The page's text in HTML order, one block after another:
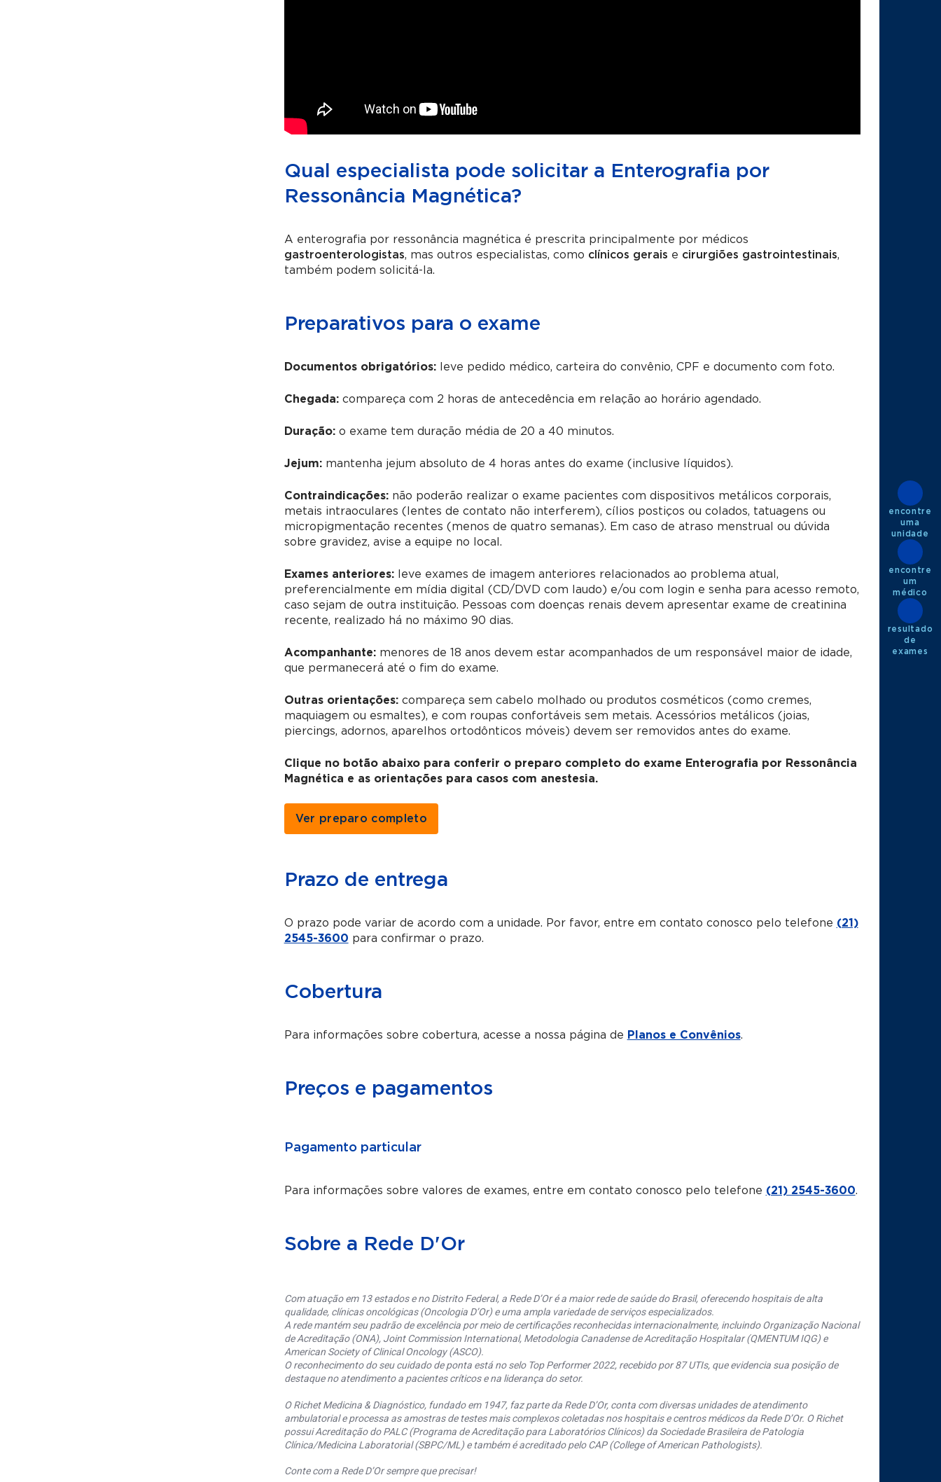
Qual especialista pode solicitar a Enterografia por
Ressonância Magnética?
A enterografia por ressonância magnética é prescrita principalmente por médicos
gastroenterologistas, mas outros especialistas, como clínicos gerais e cirurgiões gastrointestinais,
também podem solicitá-la.
Preparativos para o exame
Documentos obrigatórios:leve pedido médico, carteira do convênio, CPF e documento com foto.
Chegada:compareça com 2 horas de antecedência em relação ao horário agendado.
Duração:o exame tem duração média de 20 a 40 minutos.
Jejum:mantenha jejum absoluto de 4 horas antes do exame (inclusive líquidos).
Contraindicações:não poderão realizar o exame pacientes com dispositivos metálicos corporais,
metais intraoculares (lentes de contato não interferem), cílios postiços ou colados, tatuagens ou
micropigmentação recentes (menos de quatro semanas). Em caso de atraso menstrual ou dúvida
sobre gravidez, avise a equipe no local.
Exames anteriores:leve exames de imagem anteriores relacionados ao problema atual,
preferencialmente em mídia digital (CD/DVD com laudo) e/ou com login e senha para acesso remoto,
caso sejam de outra instituição. Pessoas com doenças renais devem apresentar exame de creatinina
recente, realizado há no máximo 90 dias.
Acompanhante:menores de 18 anos devem estar acompanhados de um responsável maior de idade,
que permanecerá até o fim do exame.
Outras orientações:compareça sem cabelo molhado ou produtos cosméticos (como cremes,
maquiagem ou esmaltes), e com roupas confortáveis sem metais. Acessórios metálicos (joias,
piercings, adornos, aparelhos ortodônticos móveis) devem ser removidos antes do exame.
Clique no botão abaixo para conferir o preparo completo do exame Enterografia por Ressonância
Magnética e as orientações para casos com anestesia.
Ver preparo completo
Prazo de entrega
O prazo pode variar de acordo com a unidade. Por favor, entre em contato conosco pelo telefone (21)
2545-3600 para confirmar o prazo.
Cobertura
Para informações sobre cobertura, acesse a nossa página de Planos e Convênios.
Preços e pagamentos
Pagamento particular
Para informações sobre valores de exames, entre em contato conosco pelo telefone (21) 2545-3600.
Sobre a Rede D'Or
Com atuação em 13 estados e no Distrito Federal, a Rede D’Or é a maior rede de saúde do Brasil, oferecendo hospitais de alta
qualidade, clínicas oncológicas (Oncologia D’Or) e uma ampla variedade de serviços especializados.
A rede mantém seu padrão de excelência por meio de certificações reconhecidas internacionalmente, incluindo Organização Nacional
de Acreditação (ONA), Joint Commission International, Metodologia Canadense de Acreditação Hospitalar (QMENTUM IQG) e
American Society of Clinical Oncology (ASCO).
O reconhecimento do seu cuidado de ponta está no selo Top Performer 2022, recebido por 87 UTIs, que evidencia sua posição de
destaque no atendimento a pacientes críticos e na liderança do setor.
O Richet Medicina & Diagnóstico, fundado em 1947, faz parte da Rede D’Or, conta com diversas unidades de atendimento
ambulatorial e processa as amostras de testes mais complexos coletadas nos hospitais e centros médicos da Rede D’Or. O Richet
possui Acreditação do PALC (Programa de Acreditação para Laboratórios Clínicos) da Sociedade Brasileira de Patologia
Clínica/Medicina Laboratorial (SBPC/ML) e também é acreditado pelo CAP (College of American Pathologists).
Conte com a Rede D’Or sempre que precisar!
encontre
uma
unidade
encontre
um
médico
resultado
de
exames